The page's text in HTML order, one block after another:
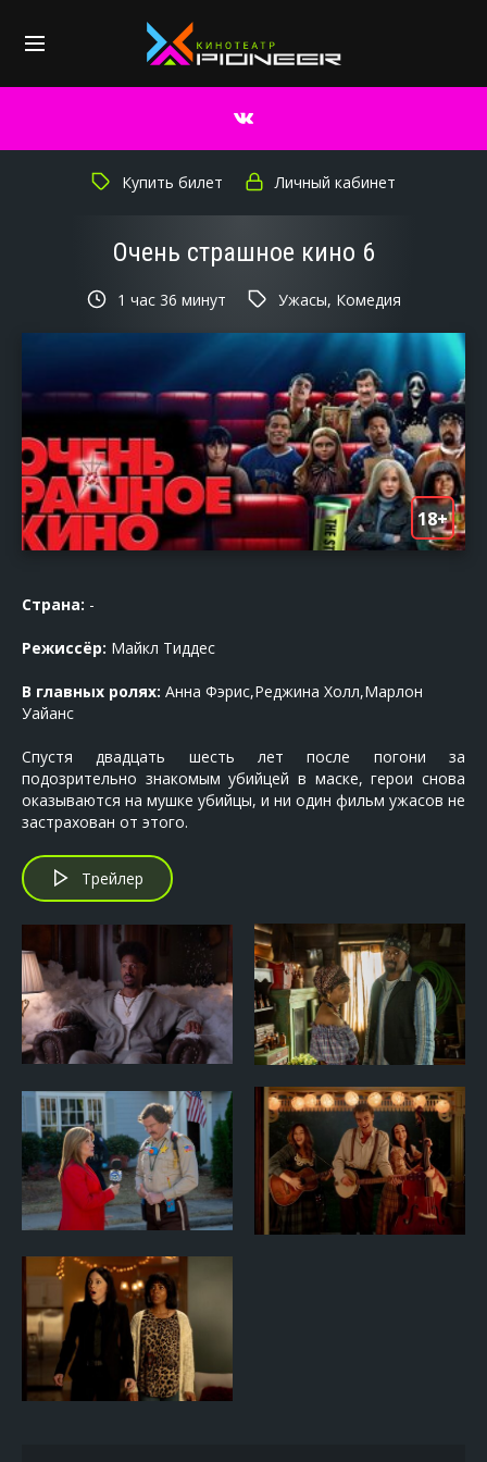
Купить билет Личный кабинет
Очень страшное кино 6
1 час 36 минут Ужасы, Комедия
18+
Страна: -
Режиссёр: Майкл Тиддес
В главных ролях: Анна Фэрис,Реджина Холл,Марлон
Уайанс
Спустя двадцать шесть лет после погони за
подозрительно знакомым убийцей в маске, герои снова
оказываются на мушке убийцы, и ни один фильм ужасов не
застрахован от этого.
Трейлер